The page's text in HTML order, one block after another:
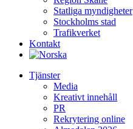
Statliga myndigheter
Stockholms stad
Trafikverket
Kontakt
Tjänster
Media
Kreativt innehåll
PR
Rekrytering online